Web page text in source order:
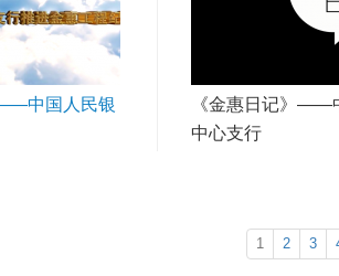
——中国人民银
《金惠日记》——
中心支行
1 2 3